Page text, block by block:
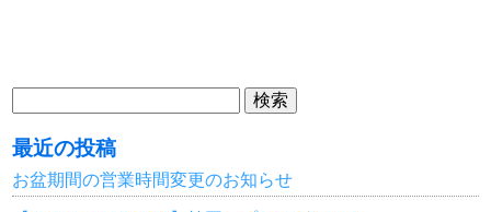
検
索:
最近の投稿
お盆期間の営業時間変更のお知らせ